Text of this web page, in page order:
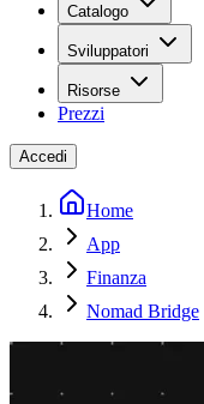
Catalogo
Sviluppatori
Risorse
Prezzi
Accedi
Home
App
Finanza
Nomad Bridge